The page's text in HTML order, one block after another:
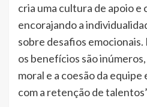
cria uma cultura de apoio e
encorajando a
sobre desafios emocionais.
os benefícios são
moral e a coesão da
com a retenção de